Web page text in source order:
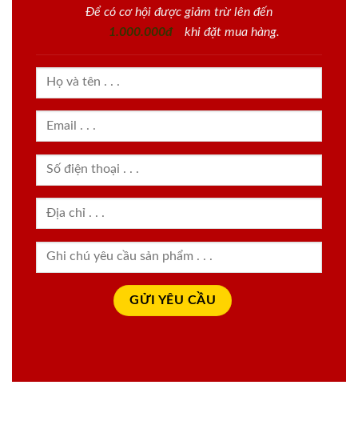
Để có cơ hội được giảm trừ lên đến
1.000.000đ
khi đặt mua hàng.